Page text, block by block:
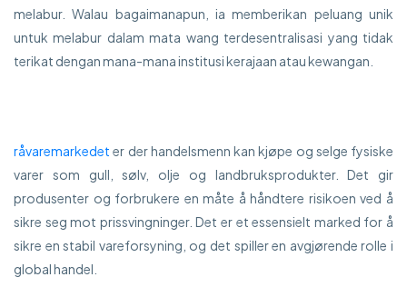
melabur. Walau bagaimanapun, ia memberikan peluang unik
untuk melabur dalam mata wang terdesentralisasi yang tidak
terikat dengan mana-mana institusi kerajaan atau kewangan.
råvaremarkedet er der handelsmenn kan kjøpe og selge fysiske
varer som gull, sølv, olje og landbruksprodukter. Det gir
produsenter og forbrukere en måte å håndtere risikoen ved å
sikre seg mot prissvingninger. Det er et essensielt marked for å
sikre en stabil vareforsyning, og det spiller en avgjørende rolle i
global handel.